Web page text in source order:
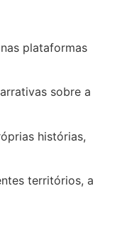
plataformas
sobre a
histórias,
territórios, a